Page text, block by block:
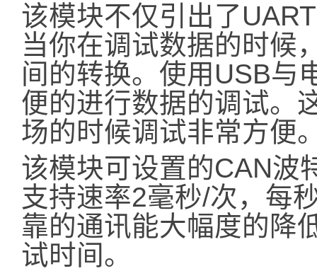
该模块不仅引出了
当你在调试数据的时候
间的转换。使用USB与
便的进行数据的调试。
场的时候调试非常方便
该模块可设置的CAN波
支持速率2毫秒/次，每
靠的通讯能大幅度的降
试时间。